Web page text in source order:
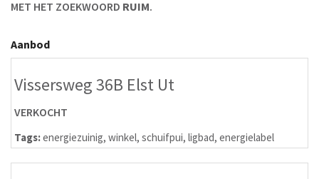
MET HET ZOEKWOORD RUIM.
Aanbod
Vissersweg 36B Elst Ut
VERKOCHT
Tags:energiezuinig, winkel, schuifpui, ligbad, energielabel